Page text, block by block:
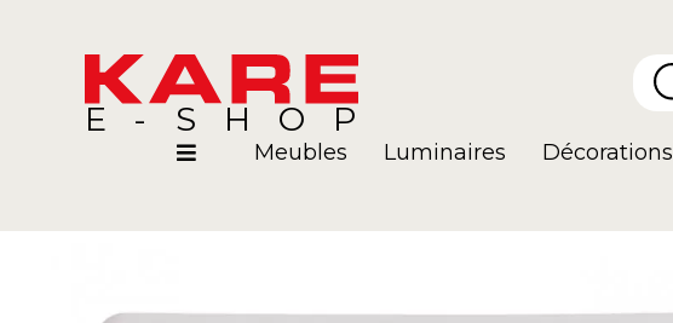
E-SHOP
Meubles Luminaires Décorations